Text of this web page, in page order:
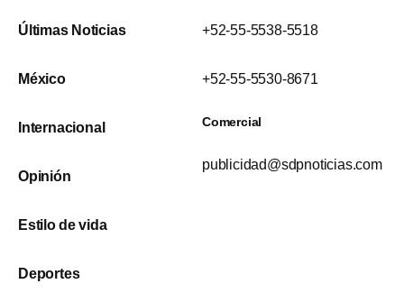
Últimas Noticias
México
Internacional
Opinión
Estilo de vida
Deportes
+52-55-5538-5518
+52-55-5530-8671
Comercial
publicidad@sdpnoticias.com